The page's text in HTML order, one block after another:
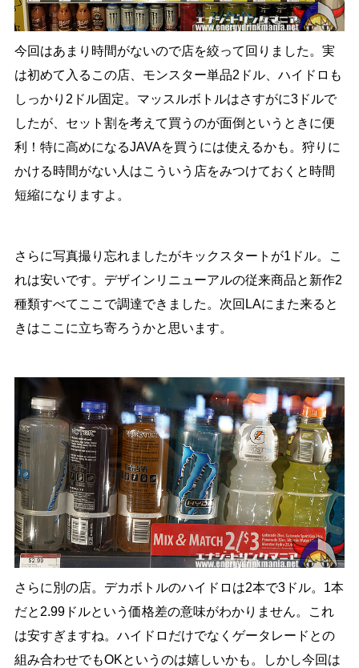
今回はあまり時間がないので店を絞って回りました。実
は初めて入るこの店、モンスター単品2ドル、ハイドロも
しっかり2ドル固定。マッスルボトルはさすがに3ドルで
したが、セット割を考えて買うのが面倒というときに便
利！特に高めになるJAVAを買うには使えるかも。狩りに
かける時間がない人はこういう店をみつけておくと時間
短縮になりますよ。
さらに写真撮り忘れましたがキックスタートが1ドル。こ
れは安いです。デザインリニューアルの従来商品と新作2
種類すべてここで調達できました。次回LAにまた来ると
きはここに立ち寄ろうかと思います。
さらに別の店。デカボトルのハイドロは2本で3ドル。1本
だと2.99ドルという価格差の意味がわかりません。これ
は安すぎますね。ハイドロだけでなくゲータレードとの
組み合わせでもOKというのは嬉しいかも。しかし今回は